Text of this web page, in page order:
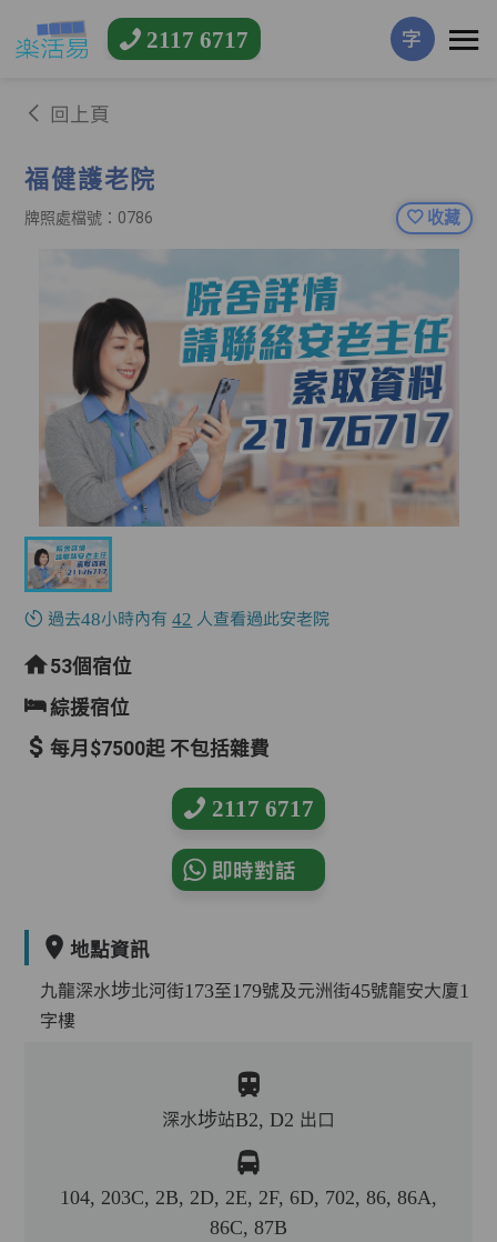
2117 6717 字
回上頁
福健護老院
牌照處檔號：0786 收藏
過去48小時內有42 人查看過此安老院
53個宿位
綜援宿位
每月$7500起 不包括雜費
2117 6717
即時對話
地點資訊
九龍深水埗北河街173至179號及元洲街45號龍安大廈1
字樓
深水埗站B2, D2 出口
104, 203C, 2B, 2D, 2E, 2F, 6D, 702, 86, 86A,
86C, 87B